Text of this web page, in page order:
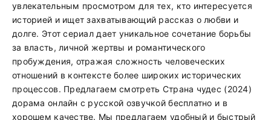
увлекательным просмотром для тех, кто интересуется
историей и ищет захватывающий рассказ о любви и
долге. Этот сериал дает уникальное сочетание борьбы
за власть, личной жертвы и романтического
пробуждения, отражая сложность человеческих
отношений в контексте более широких исторических
процессов. Предлагаем смотреть Страна чудес (2024)
дорама онлайн с русской озвучкой бесплатно и в
хорошем качестве. Мы предлагаем удобный и быстрый